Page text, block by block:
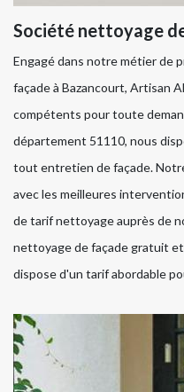
Société nettoyage
Engagé dans notre métier de
façade à Bazancourt, Artisan
compétents pour toute
département 51110, nous
tout entretien de façade.
avec les meilleures
de tarif nettoyage auprès de
nettoyage de façade gratuit
dispose d'un tarif abordable